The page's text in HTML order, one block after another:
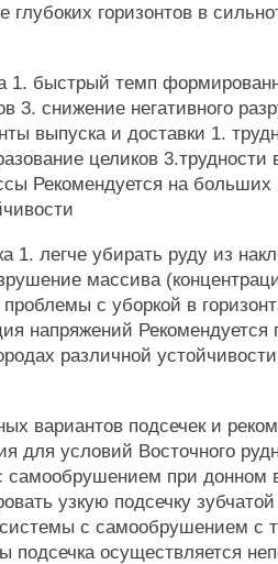
глубоких горизонтов в
1. быстрый темп
3. снижение негативного
выпуска и доставки 1.
целиков 3.трудности
Рекомендуется на больших
1. легче убирать руду из
массива
с уборкой в
напряжений Рекомендуется
различной
вариантов подсечек и
для условий Восточного
самообрушением при донном
узкую подсечку
с самообрушением с
подсечка осуществляется